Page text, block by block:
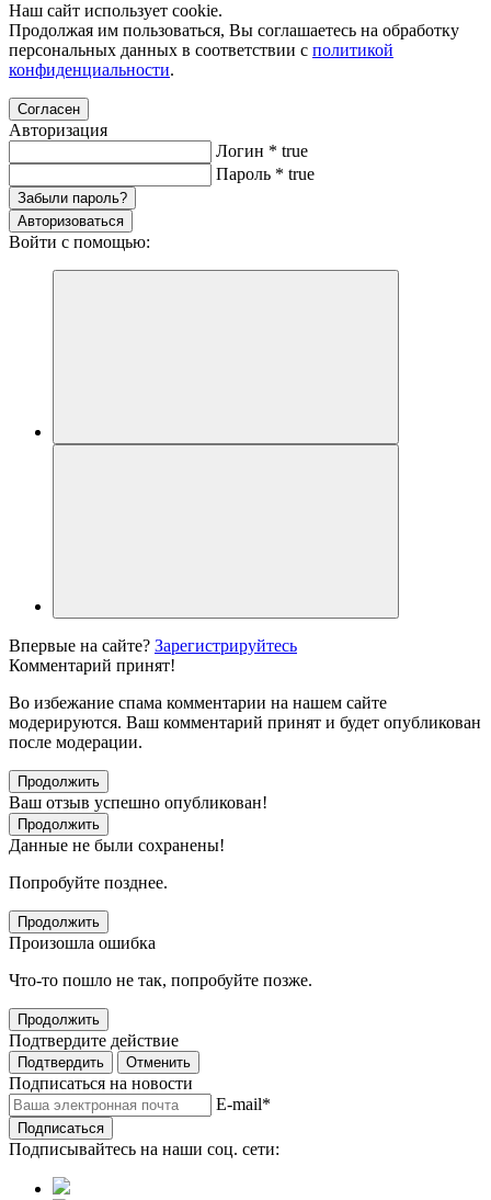
Наш сайт использует cookie.
Продолжая им пользоваться, Вы соглашаетесь на обработку
персональных данных в соответствии с политикой
конфиденциальности.
Согласен
Авторизация
Логин * true
Пароль * true
Забыли пароль?
Авторизоваться
Войти с помощью:
Впервые на сайте? Зарегистрируйтесь
Комментарий принят!
Во избежание спама комментарии на нашем сайте
модерируются. Ваш комментарий принят и будет опубликован
после модерации.
Продолжить
Ваш отзыв успешно опубликован!
Продолжить
Данные не были сохранены!
Попробуйте позднее.
Продолжить
Произошла ошибка
Что-то пошло не так, попробуйте позже.
Продолжить
Подтвердите действие
Подтвердить Отменить
Подписаться на новости
E-mail*
Подписаться
Подписывайтесь на наши соц. сети: